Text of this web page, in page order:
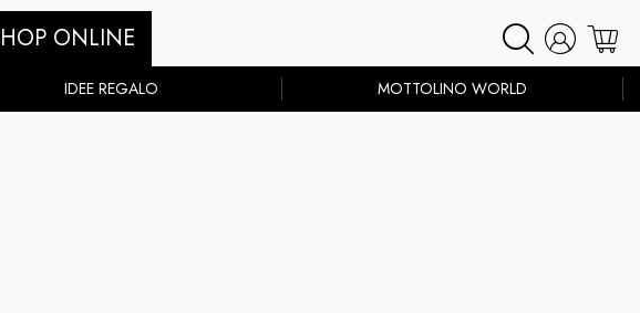
ONLINE
IDEE REGALO MOTTOLINO WORLD